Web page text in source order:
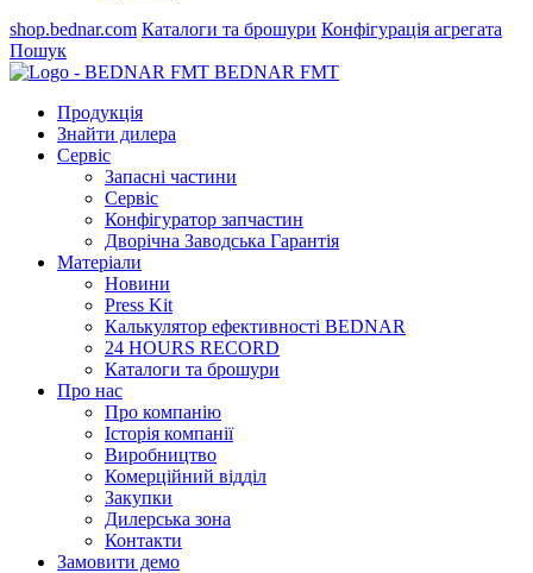
shop.bednar.com Каталоги та брошури Конфігурація агрегата
Пошук
BEDNAR FMT
Продукція
Знайти дилера
Сервіс
Запасні частини
Сервіс
Конфігуратор запчастин
Дворічна Заводська Гарантія
Матеріали
Новини
Press Kit
Калькулятор ефективності BEDNAR
24 HOURS RECORD
Каталоги та брошури
Про нас
Про компанію
Історія компанії
Виробництво
Комерційний відділ
Закупки
Дилерська зона
Контакти
Замовити демо